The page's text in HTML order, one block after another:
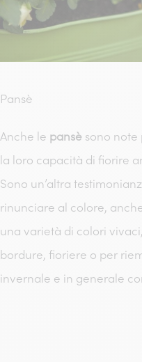
Pansè
Anche le pansè sono note
la loro capacità di fiorire
Sono un’altra
rinunciare al colore,
una varietà di colori
bordure, fioriere o per
invernale e in generale